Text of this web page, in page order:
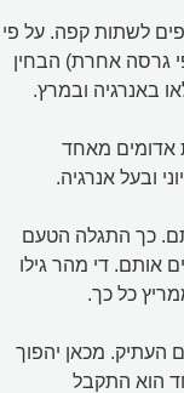
הידוע, במאה ה-9 החלו האתיופים לשתות קפה. על פי
גרסה אחרת) הבחין
באנרגיה ובמרץ.
אדומים מאחד
ובעל אנרגיה.
כך התגלה הטעם
אותם. די מהר גילו
כל כך.
העתיק. מכאן יהפוך
הוא התקבל